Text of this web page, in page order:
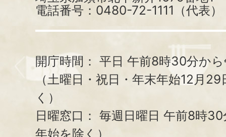
電話番号：0480-72-1111（代表）
開庁時間： 平日 午前8時30分か
（土曜日・祝日・年末年始12月
く）
日曜窓口： 毎週日曜日 午前8時
年始を除く）